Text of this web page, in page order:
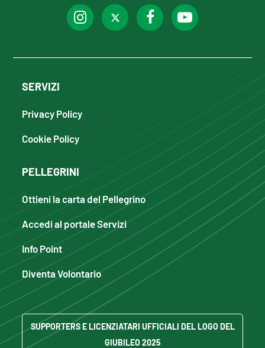
SERVIZI
Privacy Policy
Cookie Policy
PELLEGRINI
Ottieni la carta del Pellegrino
Accedi al portale Servizi
Info Point
Diventa Volontario
SUPPORTERS E LICENZIATARI UFFICIALI DEL LOGO DEL
GIUBILEO 2025